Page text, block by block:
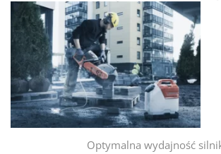
Optymalna wydajność